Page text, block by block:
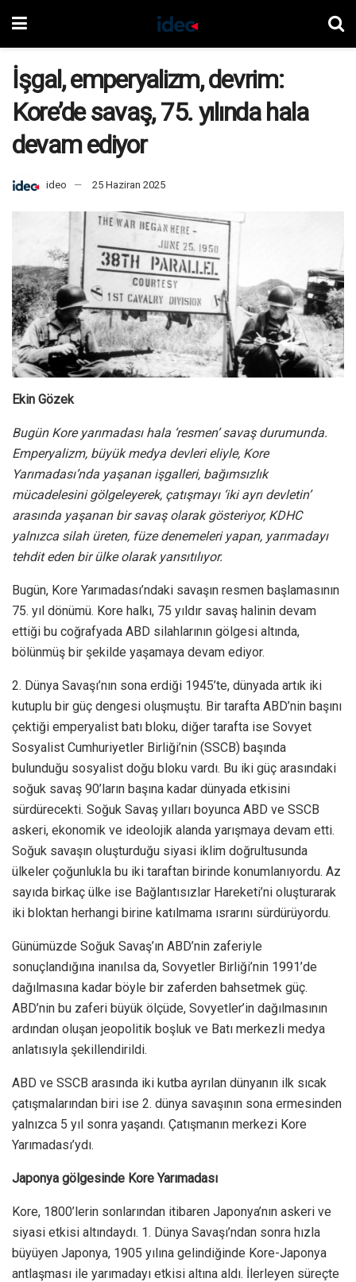
İşgal, emperyalizm, devrim:
Kore’de savaş, 75. yılında hala
devam ediyor
ideo 25 Haziran 2025
Ekin Gözek
Bugün Kore yarımadası hala ‘resmen’ savaş durumunda.
Emperyalizm, büyük medya devleri eliyle, Kore
Yarımadası’nda yaşanan işgalleri, bağımsızlık
mücadelesini gölgeleyerek, çatışmayı ‘iki ayrı devletin’
arasında yaşanan bir savaş olarak gösteriyor, KDHC
yalnızca silah üreten, füze denemeleri yapan, yarımadayı
tehdit eden bir ülke olarak yansıtılıyor.
Bugün, Kore Yarımadası’ndaki savaşın resmen başlamasının
75. yıl dönümü. Kore halkı, 75 yıldır savaş halinin devam
ettiği bu coğrafyada ABD silahlarının gölgesi altında,
bölünmüş bir şekilde yaşamaya devam ediyor.
2. Dünya Savaşı’nın sona erdiği 1945’te, dünyada artık iki
kutuplu bir güç dengesi oluşmuştu. Bir tarafta ABD’nin başını
çektiği emperyalist batı bloku, diğer tarafta ise Sovyet
Sosyalist Cumhuriyetler Birliği’nin (SSCB) başında
bulunduğu sosyalist doğu bloku vardı. Bu iki güç arasındaki
soğuk savaş 90’ların başına kadar dünyada etkisini
sürdürecekti. Soğuk Savaş yılları boyunca ABD ve SSCB
askeri, ekonomik ve ideolojik alanda yarışmaya devam etti.
Soğuk savaşın oluşturduğu siyasi iklim doğrultusunda
ülkeler çoğunlukla bu iki taraftan birinde konumlanıyordu. Az
sayıda birkaç ülke ise Bağlantısızlar Hareketi’ni oluşturarak
iki bloktan herhangi birine katılmama ısrarını sürdürüyordu.
Günümüzde Soğuk Savaş’ın ABD’nin zaferiyle
sonuçlandığına inanılsa da, Sovyetler Birliği’nin 1991’de
dağılmasına kadar böyle bir zaferden bahsetmek güç.
ABD’nin bu zaferi büyük ölçüde, Sovyetler’in dağılmasının
ardından oluşan jeopolitik boşluk ve Batı merkezli medya
anlatısıyla şekillendirildi.
ABD ve SSCB arasında iki kutba ayrılan dünyanın ilk sıcak
çatışmalarından biri ise 2. dünya savaşının sona ermesinden
yalnızca 5 yıl sonra yaşandı. Çatışmanın merkezi Kore
Yarımadası’ydı.
Japonya gölgesinde Kore Yarımadası
Kore, 1800’lerin sonlarından itibaren Japonya’nın askeri ve
siyasi etkisi altındaydı. 1. Dünya Savaşı’ndan sonra hızla
büyüyen Japonya, 1905 yılına gelindiğinde Kore-Japonya
antlaşması ile yarımadayı etkisi altına aldı. İlerleyen süreçte